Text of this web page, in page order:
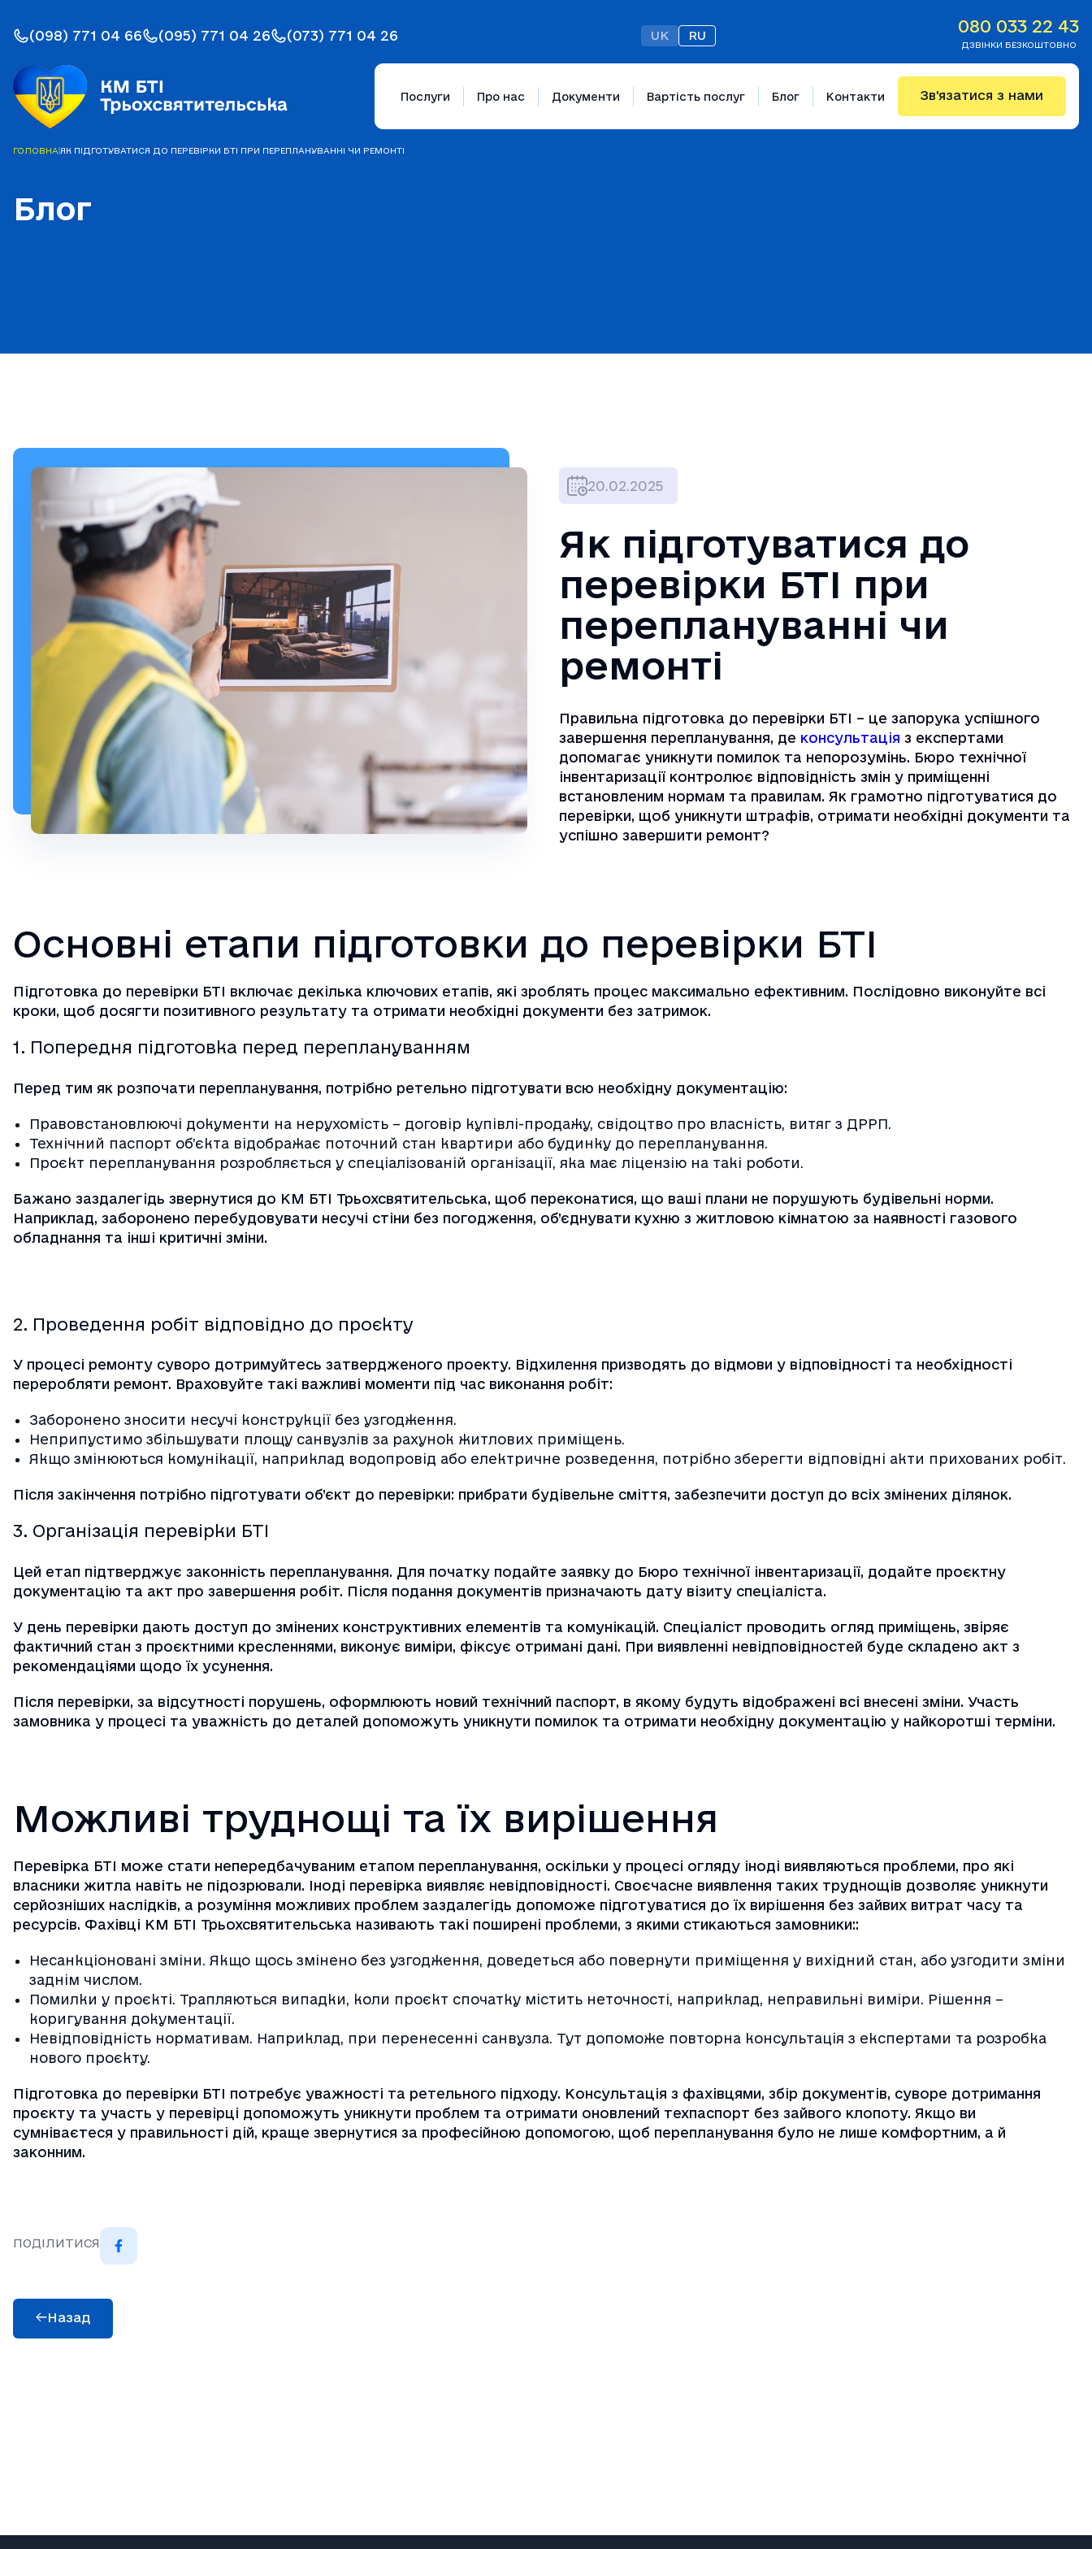
(098) 771 04 66 (095) 771 04 26 (073) 771 04 26 UK RU 080 033 22 43
ДЗВІНКИ БЕЗКОШТОВНО
Послуги Про нас Документи Вартість послуг Блог Контакти Зв'язатися з нами
ГОЛОВНА|ЯК ПІДГОТУВАТИСЯ ДО ПЕРЕВІРКИ БТІ ПРИ ПЕРЕПЛАНУВАННІ ЧИ РЕМОНТІ
Блог
20.02.2025
Як підготуватися до
перевірки БТІ при
переплануванні чи
ремонті
Правильна підготовка до перевірки БТІ – це запорука успішного
завершення перепланування, де консультація з експертами
допомагає уникнути помилок та непорозумінь. Бюро технічної
інвентаризації контролює відповідність змін у приміщенні
встановленим нормам та правилам. Як грамотно підготуватися до
перевірки, щоб уникнути штрафів, отримати необхідні документи та
успішно завершити ремонт?
Основні етапи підготовки до перевірки БТІ
Підготовка до перевірки БТІ включає декілька ключових етапів, які зроблять процес максимально ефективним. Послідовно виконуйте всі
кроки, щоб досягти позитивного результату та отримати необхідні документи без затримок.
1. Попередня підготовка перед переплануванням
Перед тим як розпочати перепланування, потрібно ретельно підготувати всю необхідну документацію:
Правовстановлюючі документи на нерухомість – договір купівлі-продажу, свідоцтво про власність, витяг з ДРРП.
Технічний паспорт об’єкта відображає поточний стан квартири або будинку до перепланування.
Проєкт перепланування розробляється у спеціалізованій організації, яка має ліцензію на такі роботи.
Бажано заздалегідь звернутися до КМ БТІ Трьохсвятительська, щоб переконатися, що ваші плани не порушують будівельні норми.
Наприклад, заборонено перебудовувати несучі стіни без погодження, об’єднувати кухню з житловою кімнатою за наявності газового
обладнання та інші критичні зміни.
2. Проведення робіт відповідно до проєкту
У процесі ремонту суворо дотримуйтесь затвердженого проекту. Відхилення призводять до відмови у відповідності та необхідності
переробляти ремонт. Враховуйте такі важливі моменти під час виконання робіт:
Заборонено зносити несучі конструкції без узгодження.
Неприпустимо збільшувати площу санвузлів за рахунок житлових приміщень.
Якщо змінюються комунікації, наприклад водопровід або електричне розведення, потрібно зберегти відповідні акти прихованих робіт.
Після закінчення потрібно підготувати об’єкт до перевірки: прибрати будівельне сміття, забезпечити доступ до всіх змінених ділянок.
3. Організація перевірки БТІ
Цей етап підтверджує законність перепланування. Для початку подайте заявку до Бюро технічної інвентаризації, додайте проєктну
документацію та акт про завершення робіт. Після подання документів призначають дату візиту спеціаліста.
У день перевірки дають доступ до змінених конструктивних елементів та комунікацій. Спеціаліст проводить огляд приміщень, звіряє
фактичний стан з проєктними кресленнями, виконує виміри, фіксує отримані дані. При виявленні невідповідностей буде складено акт з
рекомендаціями щодо їх усунення.
Після перевірки, за відсутності порушень, оформлюють новий технічний паспорт, в якому будуть відображені всі внесені зміни. Участь
замовника у процесі та уважність до деталей допоможуть уникнути помилок та отримати необхідну документацію у найкоротші терміни.
Можливі труднощі та їх вирішення
Перевірка БТІ може стати непередбачуваним етапом перепланування, оскільки у процесі огляду іноді виявляються проблеми, про які
власники житла навіть не підозрювали. Іноді перевірка виявляє невідповідності. Своєчасне виявлення таких труднощів дозволяє уникнути
серйозніших наслідків, а розуміння можливих проблем заздалегідь допоможе підготуватися до їх вирішення без зайвих витрат часу та
ресурсів. Фахівці КМ БТІ Трьохсвятительська називають такі поширені проблеми, з якими стикаються замовники::
Несанкціоновані зміни. Якщо щось змінено без узгодження, доведеться або повернути приміщення у вихідний стан, або узгодити зміни
заднім числом.
Помилки у проєкті. Трапляються випадки, коли проєкт спочатку містить неточності, наприклад, неправильні виміри. Рішення –
коригування документації.
Невідповідність нормативам. Наприклад, при перенесенні санвузла. Тут допоможе повторна консультація з експертами та розробка
нового проєкту.
Підготовка до перевірки БТІ потребує уважності та ретельного підходу. Консультація з фахівцями, збір документів, суворе дотримання
проєкту та участь у перевірці допоможуть уникнути проблем та отримати оновлений техпаспорт без зайвого клопоту. Якщо ви
сумніваєтеся у правильності дій, краще звернутися за професійною допомогою, щоб перепланування було не лише комфортним, а й
законним.
ПОДІЛИТИСЯ
Назад